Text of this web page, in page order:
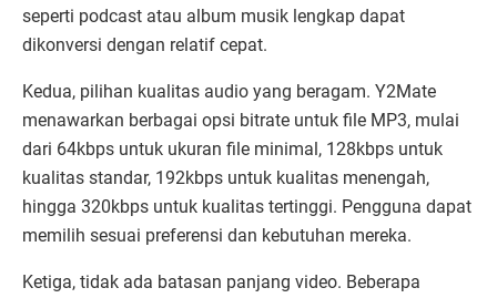
seperti podcast atau album musik lengkap dapat
dikonversi dengan relatif cepat.
Kedua, pilihan kualitas audio yang beragam. Y2Mate
menawarkan berbagai opsi bitrate untuk file MP3, mulai
dari 64kbps untuk ukuran file minimal, 128kbps untuk
kualitas standar, 192kbps untuk kualitas menengah,
hingga 320kbps untuk kualitas tertinggi. Pengguna dapat
memilih sesuai preferensi dan kebutuhan mereka.
Ketiga, tidak ada batasan panjang video. Beberapa